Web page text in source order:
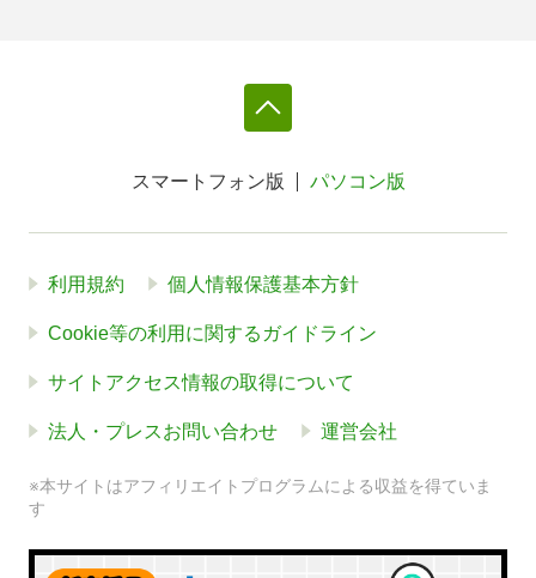
スマートフォン版 パソコン版
利用規約 個人情報保護基本方針
Cookie等の利用に関するガイドライン
サイトアクセス情報の取得について
法人・プレスお問い合わせ 運営会社
※本サイトはアフィリエイトプログラムによる収益を得ていま
す